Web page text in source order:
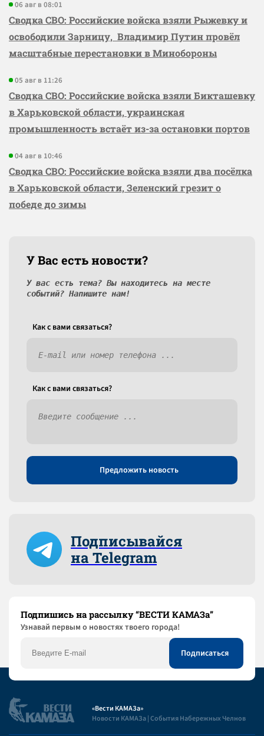
06 авг в 08:01
Сводка СВО: Российские войска взяли Рыжевку и
освободили Зарницу, Владимир Путин провёл
масштабные перестановки в Минобороны
05 авг в 11:26
Сводка СВО: Российские войска взяли Бикташевку
в Харьковской области, украинская
промышленность встаёт из-за остановки портов
04 авг в 10:46
Сводка СВО: Российские войска взяли два посёлка
в Харьковской области, Зеленский грезит о
победе до зимы
У Вас есть новости?
У вас есть тема? Вы находитесь на месте
событий? Напишите нам!
Как c вами связаться?
Как c вами связаться?
Предложить новость
Подписывайся
на Telegram
Подпишись на рассылку “ВЕСТИ КАМАЗа”
Узнaвай первым о новостях твоего города!
«Вести КАМАЗа»
Новости КАМАЗа | События Набережных Челнов